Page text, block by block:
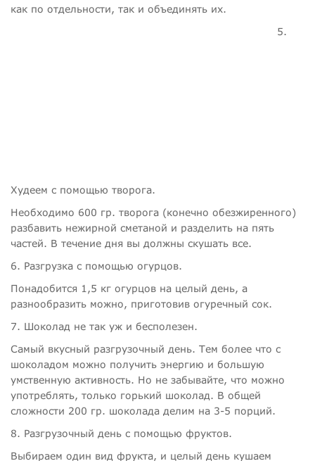
как по отдельности, так и объединять их.
5.
Худеем с помощью творога.
Необходимо 600 гр. творога (конечно обезжиренного)
разбавить нежирной сметаной и разделить на пять
частей. В течение дня вы должны скушать все.
6. Разгрузка с помощью огурцов.
Понадобится 1,5 кг огурцов на целый день, а
разнообразить можно, приготовив огуречный сок.
7. Шоколад не так уж и бесполезен.
Самый вкусный разгрузочный день. Тем более что с
шоколадом можно получить энергию и большую
умственную активность. Но не забывайте, что можно
употреблять, только горький шоколад. В общей
сложности 200 гр. шоколада делим на 3-5 порций.
8. Разгрузочный день с помощью фруктов.
Выбираем один вид фрукта, и целый день кушаем